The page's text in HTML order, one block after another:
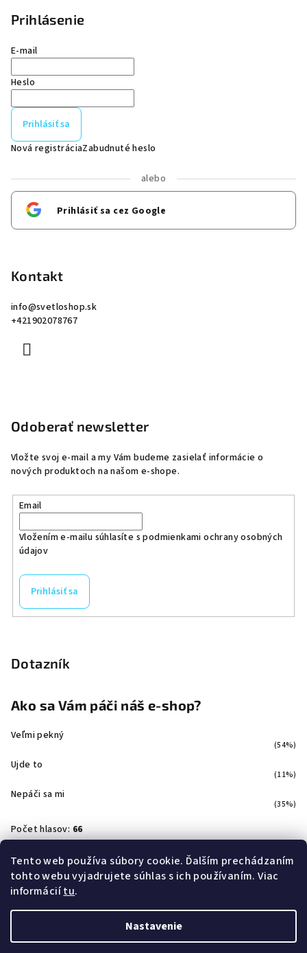
Tento web používa súbory cookie. Ďalším prechádzaním
tohto webu vyjadrujete súhlas s ich používaním. Viac
informáciítu.
Nastavenie
Prihlásenie
E-mail
Heslo
Prihlásiť sa
Nová registráciaZabudnuté heslo
alebo
Prihlásiť sa cez Google
Kontakt
info@svetloshop.sk
+421902078767
Odoberať newsletter
Vložte svoj e-mail a my Vám budeme zasielať informácie o
nových produktoch na našom e-shope.
Email
Vložením e-mailu súhlasíte spodmienkami ochrany osobných
údajov
Prihlásiť sa
Dotazník
Ako sa Vám páči náš e-shop?
Veľmi pekný
(54%)
Ujde to
(11%)
Nepáči sa mi
(35%)
Počet hlasov: 66
Facebook